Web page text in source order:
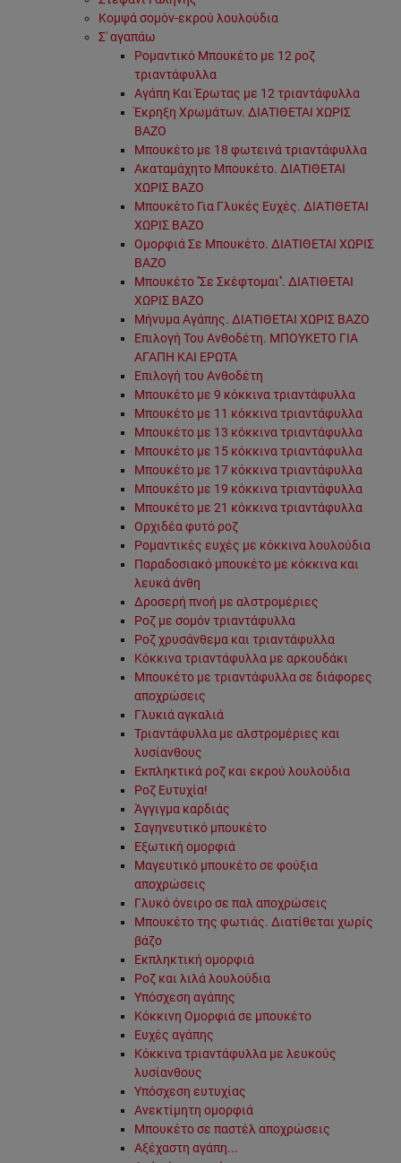
Κομψά σομόν-εκρού λουλούδια
Σ' αγαπάω
Ρομαντικό Μπουκέτο με 12 ροζ
τριαντάφυλλα
Αγάπη Και Έρωτας με 12 τριαντάφυλλα
Έκρηξη Χρωμάτων. ΔΙΑΤΙΘΕΤΑΙ ΧΩΡΙΣ
ΒΑΖΟ
Μπουκέτο με 18 φωτεινά τριαντάφυλλα
Ακαταμάχητο Μπουκέτο. ΔΙΑΤΙΘΕΤΑΙ
ΧΩΡΙΣ ΒΑΖΟ
Μπουκέτο Για Γλυκές Ευχές. ΔΙΑΤΙΘΕΤΑΙ
ΧΩΡΙΣ ΒΑΖΟ
Ομορφιά Σε Μπουκέτο. ΔΙΑΤΙΘΕΤΑΙ ΧΩΡΙΣ
ΒΑΖΟ
Μπουκέτο ''Σε Σκέφτομαι''. ΔΙΑΤΙΘΕΤΑΙ
ΧΩΡΙΣ ΒΑΖΟ
Μήνυμα Αγάπης. ΔΙΑΤΙΘΕΤΑΙ ΧΩΡΙΣ ΒΑΖΟ
Επιλογή Του Ανθοδέτη. ΜΠΟΥΚΕΤΟ ΓΙΑ
ΑΓΑΠΗ ΚΑΙ ΕΡΩΤΑ
Επιλογή του Ανθοδέτη
Μπουκέτο με 9 κόκκινα τριαντάφυλλα
Μπουκέτο με 11 κόκκινα τριαντάφυλλα
Μπουκέτο με 13 κόκκινα τριαντάφυλλα
Μπουκέτο με 15 κόκκινα τριαντάφυλλα
Μπουκέτο με 17 κόκκινα τριαντάφυλλα
Μπουκέτο με 19 κόκκινα τριαντάφυλλα
Μπουκέτο με 21 κόκκινα τριαντάφυλλα
Ορχιδέα φυτό ροζ
Ρομαντικές ευχές με κόκκινα λουλούδια
Παραδοσιακό μπουκέτο με κόκκινα και
λευκά άνθη
Δροσερή πνοή με αλστρομέριες
Ροζ με σομόν τριαντάφυλλα
Ροζ χρυσάνθεμα και τριαντάφυλλα
Κόκκινα τριαντάφυλλα με αρκουδάκι
Μπουκέτο με τριαντάφυλλα σε διάφορες
αποχρώσεις
Γλυκιά αγκαλιά
Τριαντάφυλλα με αλστρομέριες και
λυσίανθους
Εκπληκτικά ροζ και εκρού λουλούδια
Ροζ Ευτυχία!
Άγγιγμα καρδιάς
Σαγηνευτικό μπουκέτο
Εξωτική ομορφιά
Μαγευτικό μπουκέτο σε φούξια
αποχρώσεις
Γλυκό όνειρο σε παλ αποχρώσεις
Μπουκέτο της φωτιάς. Διατίθεται χωρίς
βάζο
Εκπληκτική ομορφιά
Ροζ και λιλά λουλούδια
Υπόσχεση αγάπης
Κόκκινη Ομορφιά σε μπουκέτο
Ευχές αγάπης
Κόκκινα τριαντάφυλλα με λευκούς
λυσίανθους
Υπόσχεση ευτυχίας
Ανεκτίμητη ομορφιά
Μπουκέτο σε παστέλ αποχρώσεις
Αξέχαστη αγάπη...